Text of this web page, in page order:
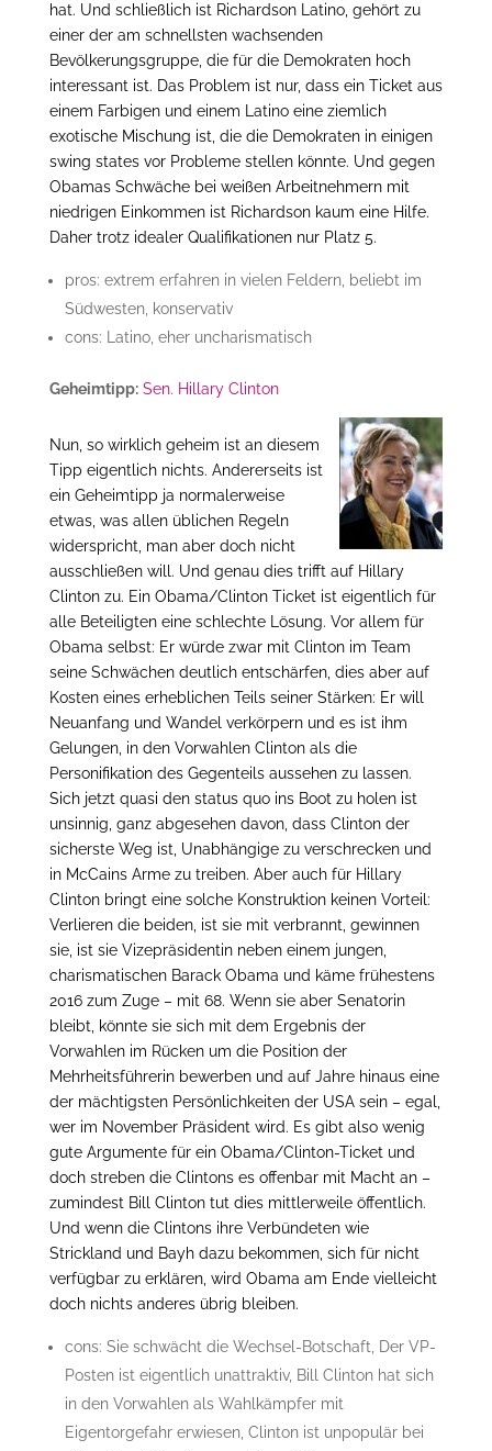
hat. Und schließlich ist Richardson Latino, gehört zu
einer der am schnellsten wachsenden
Bevölkerungsgruppe, die für die Demokraten hoch
interessant ist. Das Problem ist nur, dass ein Ticket aus
einem Farbigen und einem Latino eine ziemlich
exotische Mischung ist, die die Demokraten in einigen
swing states vor Probleme stellen könnte. Und gegen
Obamas Schwäche bei weißen Arbeitnehmern mit
niedrigen Einkommen ist Richardson kaum eine Hilfe.
Daher trotz idealer Qualifikationen nur Platz 5.
pros: extrem erfahren in vielen Feldern, beliebt im
Südwesten, konservativ
cons: Latino, eher uncharismatisch
Geheimtipp: Sen. Hillary Clinton
Nun, so wirklich geheim ist an diesem
Tipp eigentlich nichts. Andererseits ist
ein Geheimtipp ja normalerweise
etwas, was allen üblichen Regeln
widerspricht, man aber doch nicht
ausschließen will. Und genau dies trifft auf Hillary
Clinton zu. Ein Obama/Clinton Ticket ist eigentlich für
alle Beteiligten eine schlechte Lösung. Vor allem für
Obama selbst: Er würde zwar mit Clinton im Team
seine Schwächen deutlich entschärfen, dies aber auf
Kosten eines erheblichen Teils seiner Stärken: Er will
Neuanfang und Wandel verkörpern und es ist ihm
Gelungen, in den Vorwahlen Clinton als die
Personifikation des Gegenteils aussehen zu lassen.
Sich jetzt quasi den status quo ins Boot zu holen ist
unsinnig, ganz abgesehen davon, dass Clinton der
sicherste Weg ist, Unabhängige zu verschrecken und
in McCains Arme zu treiben. Aber auch für Hillary
Clinton bringt eine solche Konstruktion keinen Vorteil:
Verlieren die beiden, ist sie mit verbrannt, gewinnen
sie, ist sie Vizepräsidentin neben einem jungen,
charismatischen Barack Obama und käme frühestens
2016 zum Zuge – mit 68. Wenn sie aber Senatorin
bleibt, könnte sie sich mit dem Ergebnis der
Vorwahlen im Rücken um die Position der
Mehrheitsführerin bewerben und auf Jahre hinaus eine
der mächtigsten Persönlichkeiten der USA sein – egal,
wer im November Präsident wird. Es gibt also wenig
gute Argumente für ein Obama/Clinton-Ticket und
doch streben die Clintons es offenbar mit Macht an –
zumindest Bill Clinton tut dies mittlerweile öffentlich.
Und wenn die Clintons ihre Verbündeten wie
Strickland und Bayh dazu bekommen, sich für nicht
verfügbar zu erklären, wird Obama am Ende vielleicht
doch nichts anderes übrig bleiben.
cons: Sie schwächt die Wechsel-Botschaft, Der VP-
Posten ist eigentlich unattraktiv, Bill Clinton hat sich
in den Vorwahlen als Wahlkämpfer mit
Eigentorgefahr erwiesen, Clinton ist unpopulär bei